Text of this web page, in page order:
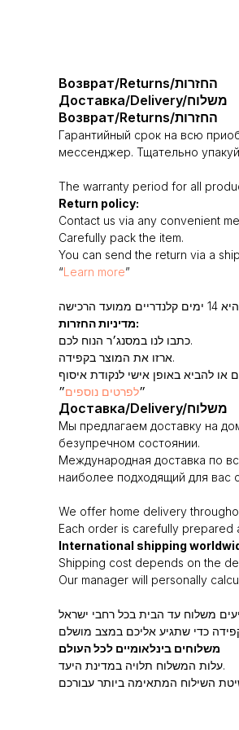
Возврат/Returns/החזרות
Доставка/Delivery/משלוח
Возврат/Returns/החזרות
Гарантийный срок на всю
мессенджер. Тщательно
The warranty period for all
Return policy:
Contact us via any convenient
Carefully pack the item.
You can send the return via a
“Learn more”
מדיניות החזרות:
כתבו לנו במסנג׳ר הנוח לכם.
ארזו את המוצר בקפידה.
״לפרטים נוספים״
Доставка/Delivery/משלוח
Мы предлагаем доставку на
безупречном состоянии.
Международная доставка по
наиболее подходящий для вас
We offer home delivery
Each order is carefully
International shipping
Shipping cost depends on the
Our manager will personally
משלוחים בינלאומיים לכל העולם
עלות המשלוח תלויה במדינת היעד.